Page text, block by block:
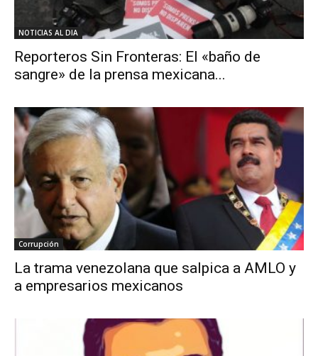
NOTICIAS AL DIA
Reporteros Sin Fronteras: El «baño de
sangre» de la prensa mexicana...
Corrupción
La trama venezolana que salpica a AMLO y
a empresarios mexicanos